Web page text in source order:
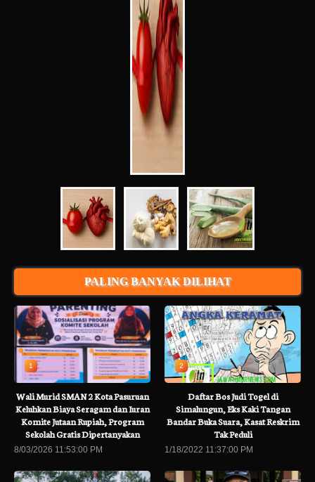
PALING BANYAK DILIHAT
1
Wali Murid SMAN 2 Kota Pasuruan
Keluhkan Biaya Seragam dan Iuran
Komite Jutaan Rupiah, Program
Sekolah Gratis Dipertanyakan
8/03/2026 11:53:00 PM
2
Daftar Bos Judi Togel di
Simalungun, Eks Kaki Tangan
Bandar Buka Suara, Kasat Reskrim
Tak Peduli
1/18/2022 11:37:00 PM